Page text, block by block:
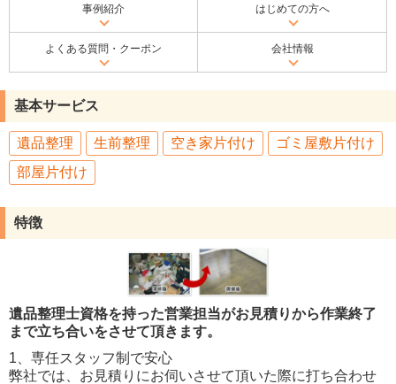
事例紹介 はじめての方へ
よくある質問・クーポン 会社情報
基本サービス
遺品整理 生前整理 空き家片付け
ゴミ屋敷片付け
部屋片付け
特徴
遺品整理士資格を持った営業担当がお見積りから作業終了
まで立ち合いをさせて頂きます。
1、専任スタッフ制で安心
弊社では、お見積りにお伺いさせて頂いた際に打ち合わせ